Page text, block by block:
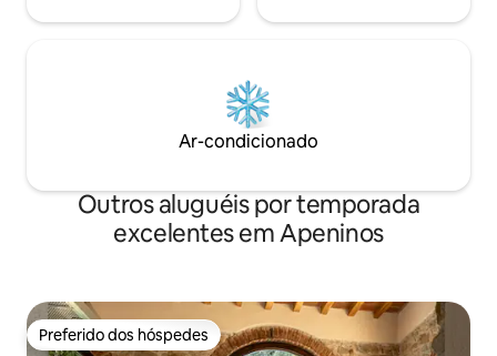
Ar-condicionado
Outros aluguéis por temporada
excelentes em Apeninos
Preferido dos hóspedes
Preferido dos hóspedes